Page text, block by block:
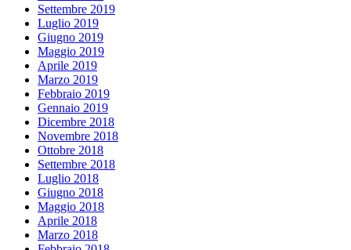
Settembre 2019
Luglio 2019
Giugno 2019
Maggio 2019
Aprile 2019
Marzo 2019
Febbraio 2019
Gennaio 2019
Dicembre 2018
Novembre 2018
Ottobre 2018
Settembre 2018
Luglio 2018
Giugno 2018
Maggio 2018
Aprile 2018
Marzo 2018